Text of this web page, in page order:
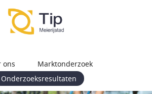
ons
Marktonderzoek
Onderzoeksresultaten